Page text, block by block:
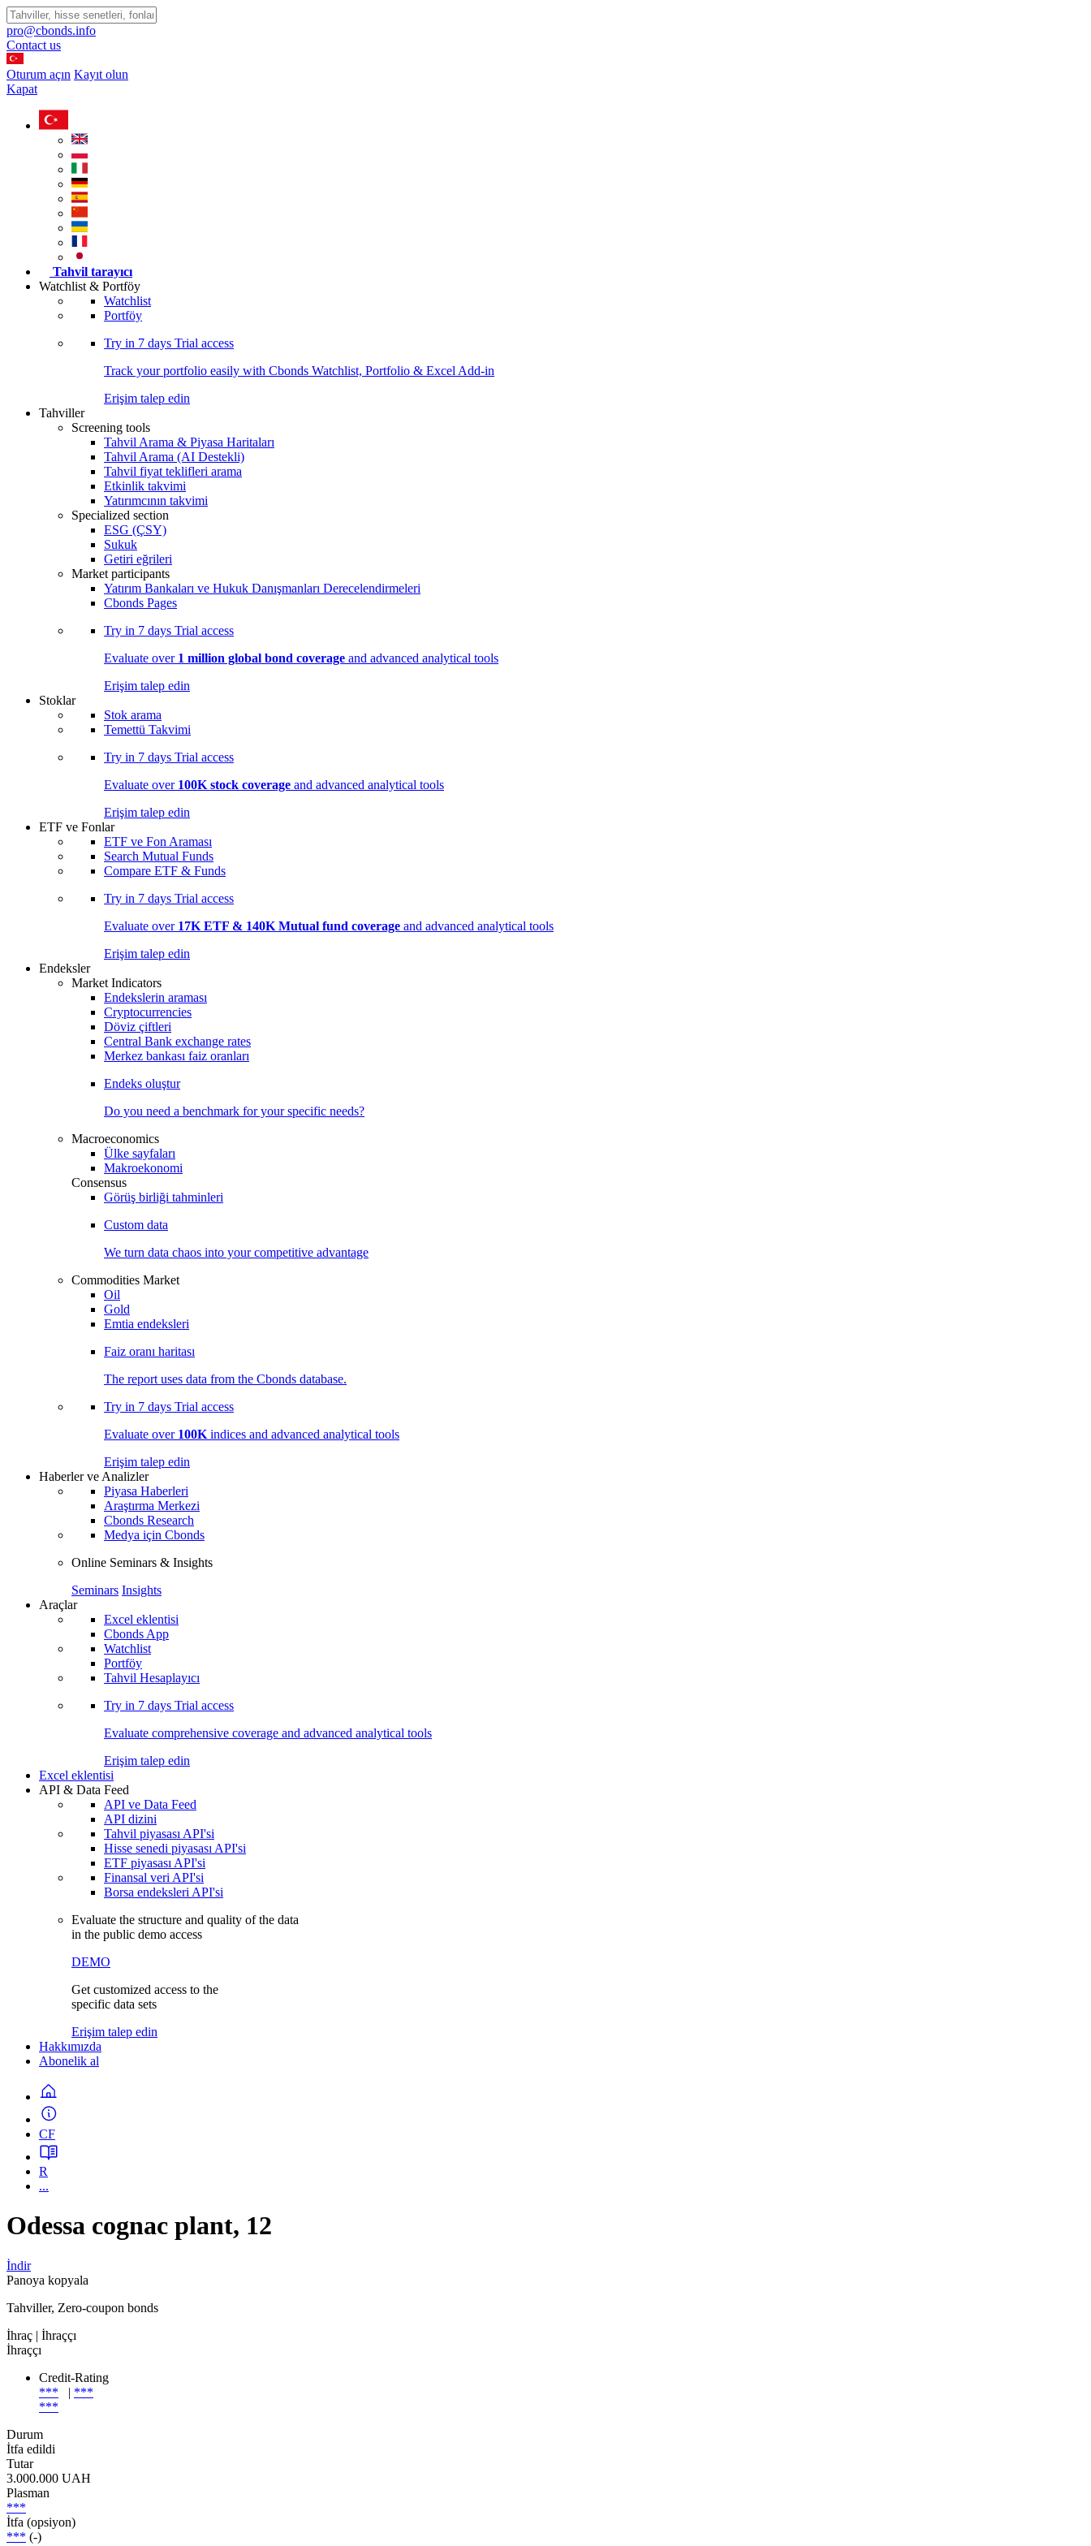
pro@cbonds.info
Contact us
Oturum açın Kayıt olun
Kapat
Tahvil tarayıcı
Watchlist & Portföy
Watchlist
Portföy
Try in 7 days Trial access
Track your portfolio easily with Cbonds Watchlist, Portfolio & Excel Add-in
Erişim talep edin
Tahviller
Screening tools
Tahvil Arama & Piyasa Haritaları
Tahvil Arama (AI Destekli)
Tahvil fiyat teklifleri arama
Etkinlik takvimi
Yatırımcının takvimi
Specialized section
ESG (ÇSY)
Sukuk
Getiri eğrileri
Market participants
Yatırım Bankaları ve Hukuk Danışmanları Derecelendirmeleri
Cbonds Pages
Try in 7 days Trial access
Evaluate over 1 million global bond coverage and advanced analytical tools
Erişim talep edin
Stoklar
Stok arama
Temettü Takvimi
Try in 7 days Trial access
Evaluate over 100K stock coverage and advanced analytical tools
Erişim talep edin
ETF ve Fonlar
ETF ve Fon Araması
Search Mutual Funds
Compare ETF & Funds
Try in 7 days Trial access
Evaluate over 17K ETF & 140K Mutual fund coverage and advanced analytical tools
Erişim talep edin
Endeksler
Market Indicators
Endekslerin araması
Cryptocurrencies
Döviz çiftleri
Central Bank exchange rates
Merkez bankası faiz oranları
Endeks oluştur
Do you need a benchmark for your specific needs?
Macroeconomics
Ülke sayfaları
Makroekonomi
Consensus
Görüş birliği tahminleri
Custom data
We turn data chaos into your competitive advantage
Commodities Market
Oil
Gold
Emtia endeksleri
Faiz oranı haritası
The report uses data from the Cbonds database.
Try in 7 days Trial access
Evaluate over 100K indices and advanced analytical tools
Erişim talep edin
Haberler ve Analizler
Piyasa Haberleri
Araştırma Merkezi
Cbonds Research
Medya için Cbonds
Online Seminars & Insights
Seminars Insights
Araçlar
Excel eklentisi
Cbonds App
Watchlist
Portföy
Tahvil Hesaplayıcı
Try in 7 days Trial access
Evaluate comprehensive coverage and advanced analytical tools
Erişim talep edin
Excel eklentisi
API & Data Feed
API ve Data Feed
API dizini
Tahvil piyasası API'si
Hisse senedi piyasası API'si
ETF piyasası API'si
Finansal veri API'si
Borsa endeksleri API'si
Evaluate the structure and quality of the data
in the public demo access
DEMO
Get customized access to the
specific data sets
Erişim talep edin
Hakkımızda
Abonelik al
CF
R
...
Odessa cognac plant, 12
İndir
Panoya kopyala
Tahviller, Zero-coupon bonds
İhraç | İhraççı
İhraççı
Credit-Rating
***
| ***
***
Durum
İtfa edildi
Tutar
3.000.000 UAH
Plasman
***
İtfa (opsiyon)
*** (-)